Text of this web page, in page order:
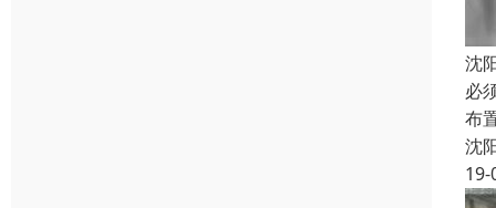
沈
必
布
沈
19-